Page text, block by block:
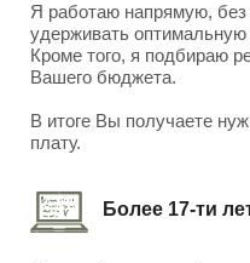
Я работаю напрямую, без
удерживать оптимальную
Кроме того, я подбираю
Вашего бюджета.
В итоге Вы получаете
плату.
Более 17-ти